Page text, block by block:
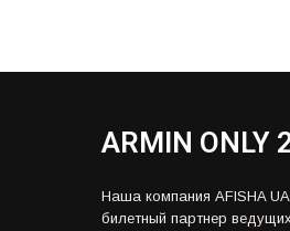
ARMIN ONLY
Наша компания AFISHA
билетный партнер